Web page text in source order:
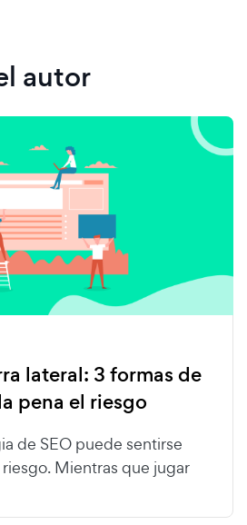
autor
lateral: 3 formas de
pena el riesgo
de SEO puede sentirse
Mientras que jugar